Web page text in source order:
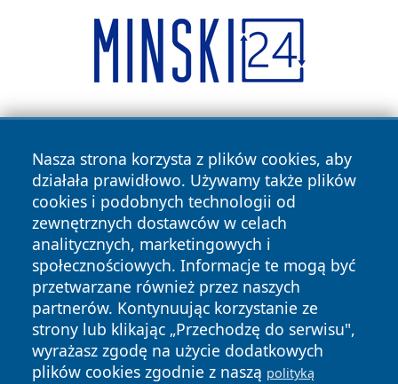
Nasza strona korzysta z plików cookies, aby
działała prawidłowo. Używamy także plików
cookies i podobnych technologii od
zewnętrznych dostawców w celach
analitycznych, marketingowych i
społecznościowych. Informacje te mogą być
przetwarzane również przez naszych
partnerów. Kontynuując korzystanie ze
strony lub klikając „Przechodzę do serwisu",
wyrażasz zgodę na użycie dodatkowych
plików cookies zgodnie z naszą polityką
Copyright © 2026 naszkedzierzyn.pl Wszystkie prawa
zastrzeżone.
News Autorzy
Polityka
Prywatności
Polityka
Cookies